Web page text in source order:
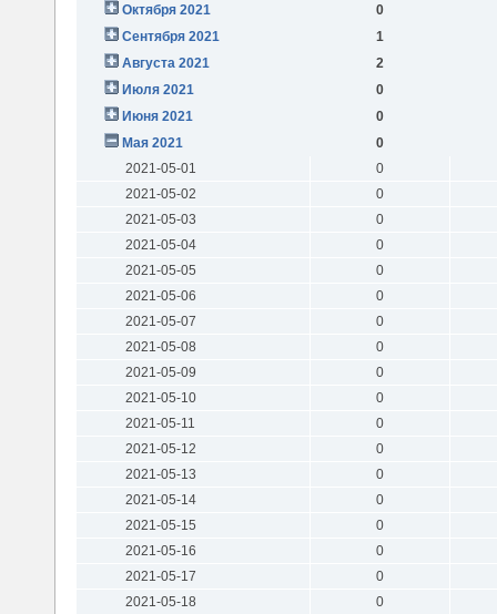
Октября 2021
0
Сентября 2021
1
Августа 2021
2
Июля 2021
0
Июня 2021
0
Мая 2021
0
2021-05-01
0
2021-05-02
0
2021-05-03
0
2021-05-04
0
2021-05-05
0
2021-05-06
0
2021-05-07
0
2021-05-08
0
2021-05-09
0
2021-05-10
0
2021-05-11
0
2021-05-12
0
2021-05-13
0
2021-05-14
0
2021-05-15
0
2021-05-16
0
2021-05-17
0
2021-05-18
0